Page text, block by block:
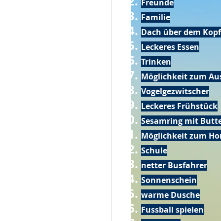
Freunde
Familie
Dach über dem Kopf
Leckeres Essen
Trinken
Möglichkeit zum
Vogelgezwitscher
Leckeres Frühstück
Sesamring mit
Möglichkeit zum
Schule
netter Busfahrer
Sonnenschein
warme Dusche
Fussball spielen